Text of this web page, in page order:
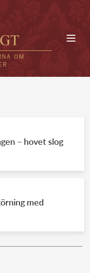
OM
– hovet slog
med